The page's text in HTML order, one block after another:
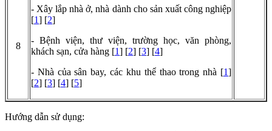
8
- Xây lắp nhà ở, nhà dành cho sản xuất công nghiệp
[1] [2]
- Bệnh viện, thư viện, trường học, văn phòng,
khách sạn, cửa hàng [1] [2] [3] [4]
- Nhà của sân bay, các khu thể thao trong nhà [1]
[2] [3] [4] [5]
Hướng dẫn sử dụng: